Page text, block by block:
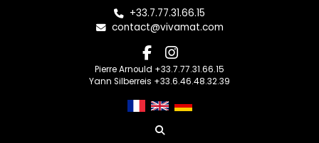
+33.7.77.31.66.15
contact@vivamat.com
facebook
instagram
Pierre Arnould +33.7.77.31.66.15
Yann Silberreis +33.6.46.48.32.39
Rechercher